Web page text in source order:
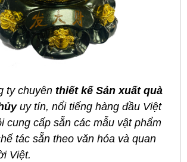
tychuyên thiết kế Sản xuấtquà
uy tín, nổi tiếng hàng đầu Việt
cung cấp sẵn các mẫu vật phẩm
tác sẵn theo văn hóa và quan
Việt.